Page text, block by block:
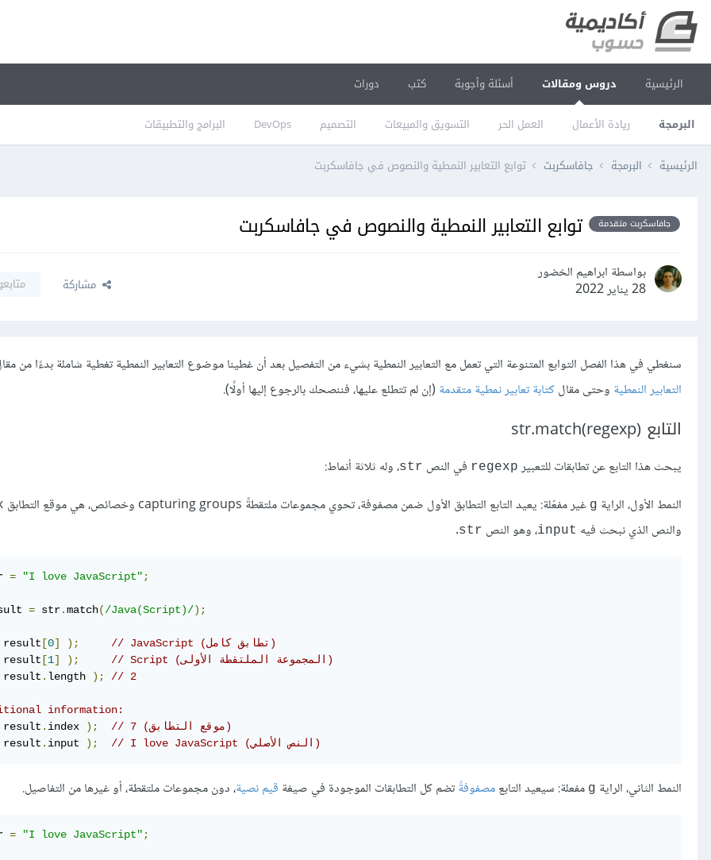
الرئيسية دروس ومقالات
البرمجة ريادة الأعمال العمل الحر التسويق والمبيعات التصميم DevOps البرامج والتطبيقات
أسئلة وأجوبة كتب دورات
الرئيسية البرمجة جافاسكربت توابع التعابير النمطية والنصوص في جافاسكربت
جافاسكربت متقدمة توابع التعابير النمطية والنصوص في جافاسكربت
بواسطة ابراهيم الخضور
28 يناير 2022
مشاركة
سنغطي في هذا الفصل التوابع المتنوعة التي تعمل مع التعابير النمطية بشيء من التفصيل بعد أن غطينا موضوع التعابير النمطية تغطية شاملة بدءًا من
التعابير النمطية وحتى مقالكتابة تعابير نمطية متقدمة (إن لم تتطلع عليها، فننصحك بالرجوع إليها أولًا).
التابع (str.match(regexp
يبحث هذا التابع عن تطابقات للتعبير regexp في النص str، وله ثلاثة أنماط:
النمط الأول، الراية g غير مفعّلة: يعيد التابع التطابق الأول ضمن مصفوفة، تحوي مجموعات ملتقطةً capturing groups وخصائص، هي موقع التطابق
والنص الذي نبحث فيه input، وهو النص str
.
= "I love JavaScript" ;
= str.match(/Java(Script)/);
result [0] );
// JavaScript (تطابق كامل)
result [1] );
// Script (المجموعة الملتقطة الأولى)
result . length ); // 2
information:
result . index );
// 7 (موقع التطابق)
result . input ); // I love JavaScript (النص الأصلي)
النمط الثاني، الراية g مفعلة: سيعيد التابعمصفوفةًتضم كل التطابقات الموجودة في صيغة قيم نصية، دون مجموعات ملتقطة، أو غيرها من التفاصيل.
= "I love JavaScript" ;